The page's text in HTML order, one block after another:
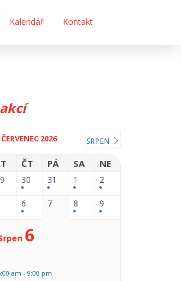
Kalendář Kontakt
ČERVENEC 2026 SRPEN
ČT PÁ SA NE
30 31 1 2
6 7 8 9
6
am - 9:00 pm